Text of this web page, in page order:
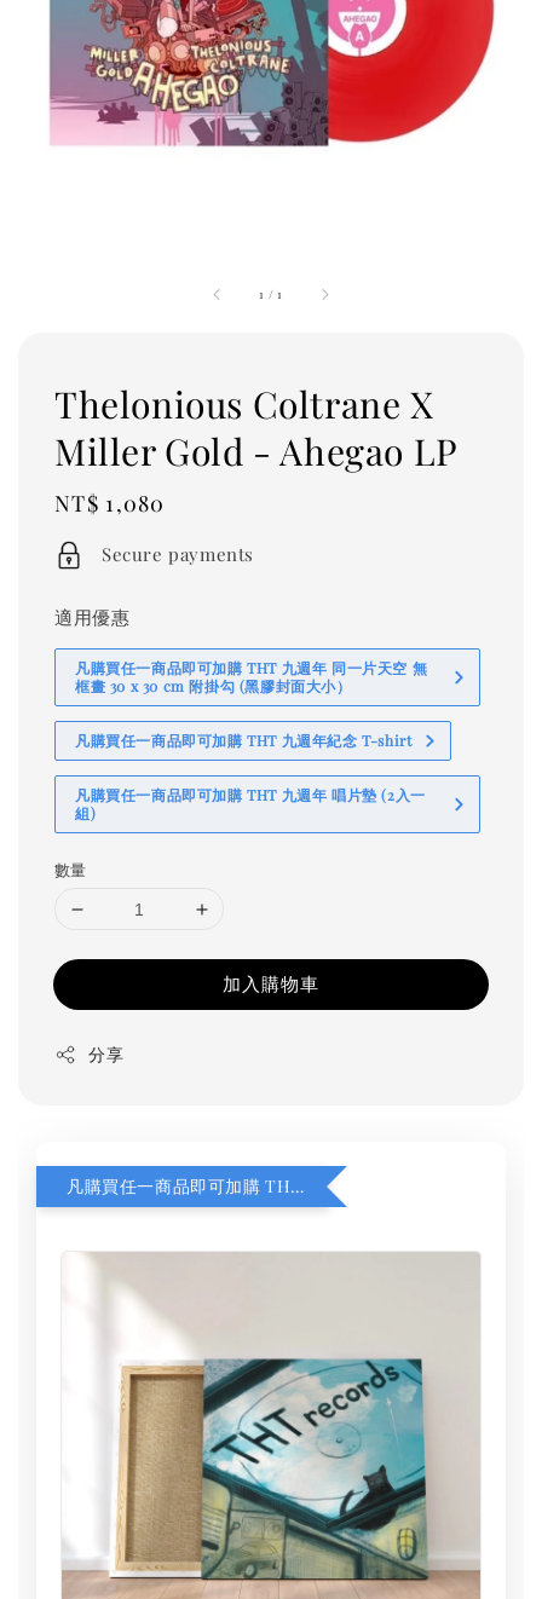
1 /1
Thelonious Coltrane X
Miller Gold - Ahegao LP
Regular
price
NT$ 1,080
Secure payments
適用優惠
凡購買任一商品即可加購 THT 九週年 同一片天空 無
框畫 30 x 30 cm 附掛勾 (黑膠封面大小）
凡購買任一商品即可加購 THT 九週年紀念 T-shirt
凡購買任一商品即可加購 THT 九週年 唱片墊 (2入一
組)
數量
加入購物車
分享
凡購買任一商品即可加購 THT 九週年 同一片天空 無框畫 30 x 30 cm 附掛勾 (黑膠封面大小）